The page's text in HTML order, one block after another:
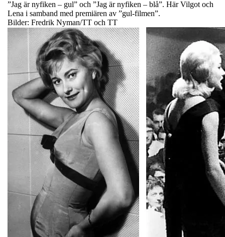
”Jag är nyfiken – gul” och ”Jag är nyfiken – blå”. Här Vilgot och
Lena i samband med premiären av ”gul-filmen”.
Bilder: Fredrik Nyman/TT och TT